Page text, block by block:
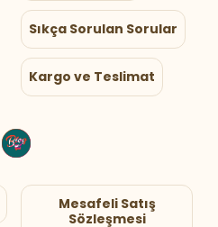
Sıkça Sorulan Sorular
Kargo ve Teslimat
Mesafeli Satış
Sözleşmesi